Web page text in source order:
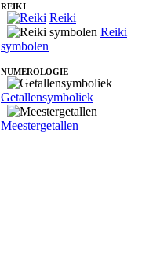
REIKI
Reiki
Reiki
symbolen
NUMEROLOGIE
Getallensymboliek
Meestergetallen